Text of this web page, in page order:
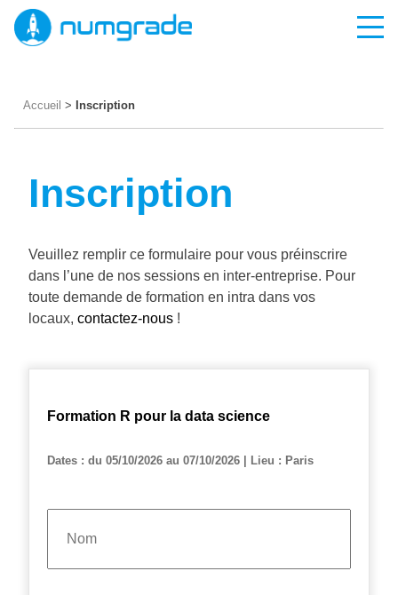
Skip
Accueil > Inscription
Inscription
Veuillez remplir ce formulaire pour vous préinscrire
dans l’une de nos sessions en inter-entreprise. Pour
toute demande de formation en intra dans vos
locaux, contactez-nous !